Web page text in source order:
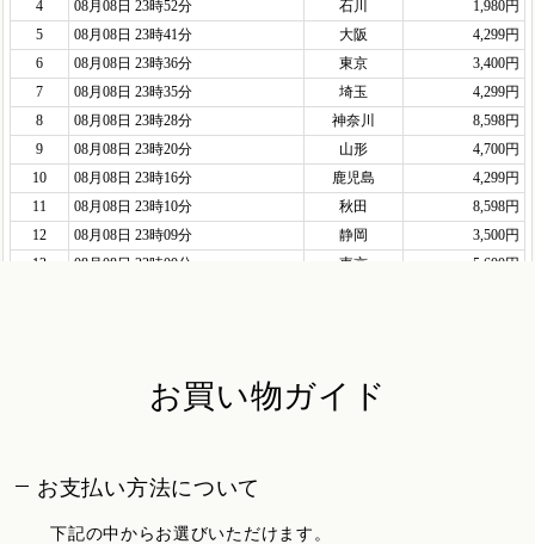
お買い物ガイド
お支払い方法について
下記の中からお選びいただけます。